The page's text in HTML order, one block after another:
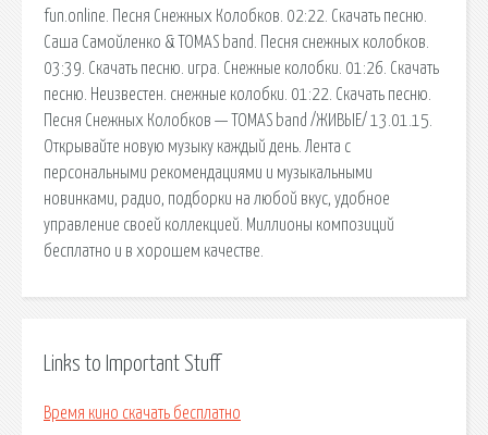
fun.online. Песня Снежных Колобков. 02:22. Скачать песню.
Саша Самойленко & TOMAS band. Песня снежных колобков.
03:39. Скачать песню. игра. Снежные колобки. 01:26. Скачать
песню. Неизвестен. снежные колобки. 01:22. Скачать песню.
Песня Снежных Колобков — TOMAS band /ЖИВЫЕ/ 13.01.15.
Открывайте новую музыку каждый день. Лента с
персональными рекомендациями и музыкальными
новинками, радио, подборки на любой вкус, удобное
управление своей коллекцией. Миллионы композиций
бесплатно и в хорошем качестве.
Links to Important Stuff
Время кино скачать бесплатно